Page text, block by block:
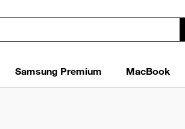
Samsung Premium MacBook